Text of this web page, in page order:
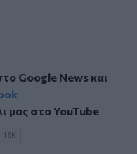
Google Newsκαι
μας στοYouTube